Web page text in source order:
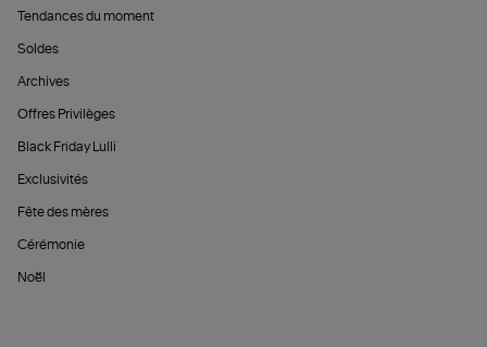
Tendances du moment
Soldes
Archives
Offres Privilèges
Black Friday Lulli
Exclusivités
Fête des mères
Cérémonie
Noël